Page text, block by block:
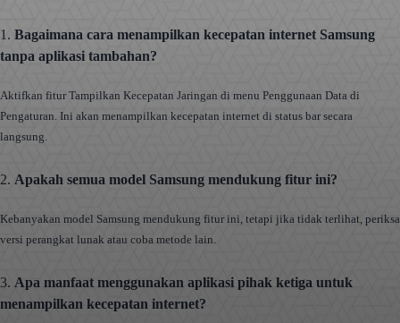
1. Bagaimana cara menampilkan kecepatan internet Samsung
tanpa aplikasi tambahan?
Aktifkan fitur Tampilkan Kecepatan Jaringan di menu Penggunaan Data di
Pengaturan. Ini akan menampilkan kecepatan internet di status bar secara
langsung.
2. Apakah semua model Samsung mendukung fitur ini?
Kebanyakan model Samsung mendukung fitur ini, tetapi jika tidak terlihat, periksa
versi perangkat lunak atau coba metode lain.
3. Apa manfaat menggunakan aplikasi pihak ketiga untuk
menampilkan kecepatan internet?